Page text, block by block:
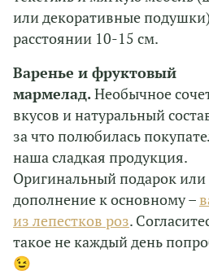
или декоративные
расстоянии 10-15 см.
Варенье и фруктовый
мармелад. Необычное
вкусов и натуральный
за что полюбилась
наша сладкая продукция.
Оригинальный подарок или
дополнение к основному –
из лепестков роз.
такое не каждый день
😉